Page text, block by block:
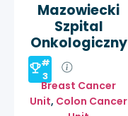
Mazowiecki
Szpital
Onkologiczny
#
3
Breast Cancer
Unit, Colon Cancer